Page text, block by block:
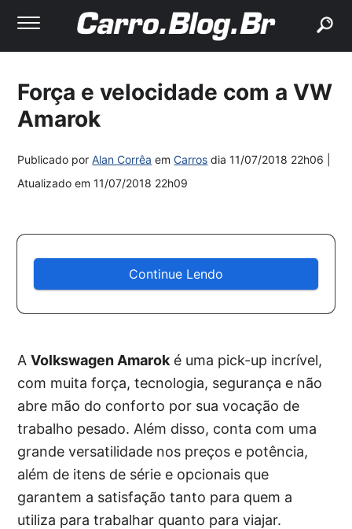
Força e velocidade com a VW
Amarok
Publicado porAlan Corrêa emCarros dia11/07/2018 22h06
Atualizado em11/07/2018 22h09
Continue Lendo
AVolkswagen Amarok é uma pick-up incrível,
com muita força, tecnologia, segurança e não
abre mão do conforto por sua vocação de
trabalho pesado. Além disso, conta com uma
grande versatilidade nos preços e potência,
além de itens de série e opcionais que
garantem a satisfação tanto para quem a
utiliza para trabalhar quanto para viajar.